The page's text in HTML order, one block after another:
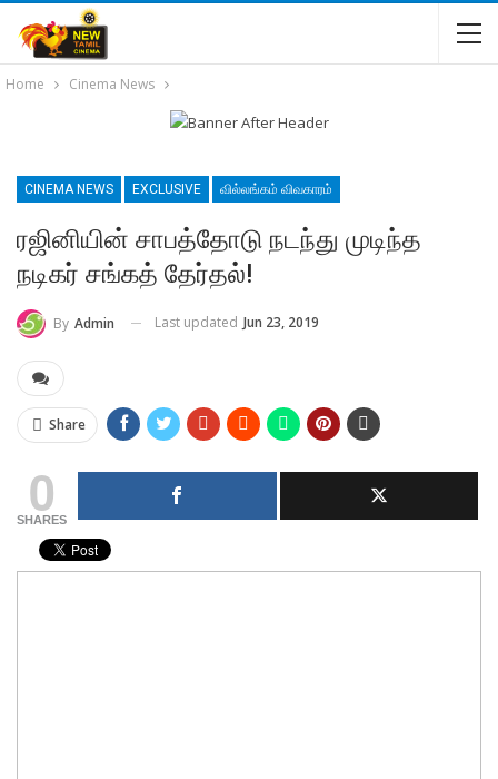
Home Cinema News
CINEMA NEWS EXCLUSIVE வில்லங்கம் விவகாரம்
ரஜினியின் சாபத்தோடு நடந்து முடிந்த
நடிகர் சங்கத் தேர்தல்!
By Admin Last updated Jun 23, 2019
Share
0
SHARES